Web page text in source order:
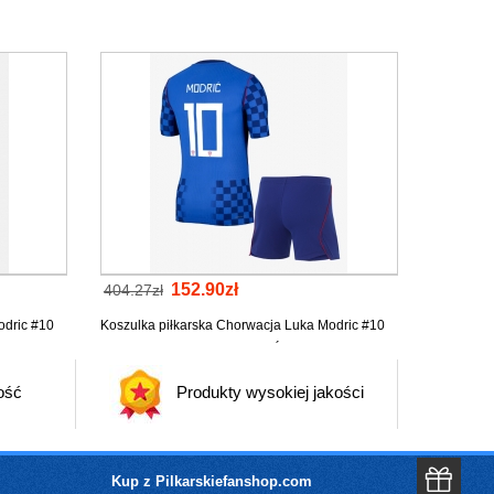
#10
404.27zł 152.90zł
Koszulka piłkarska Chorwacja Luka Modric #10
Rękaw (+ Krótkie spodenki)
Produkty wysokiej jakości
Kup z Pilkarskiefanshop.com